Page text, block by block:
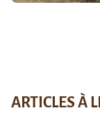
ARTICLES À